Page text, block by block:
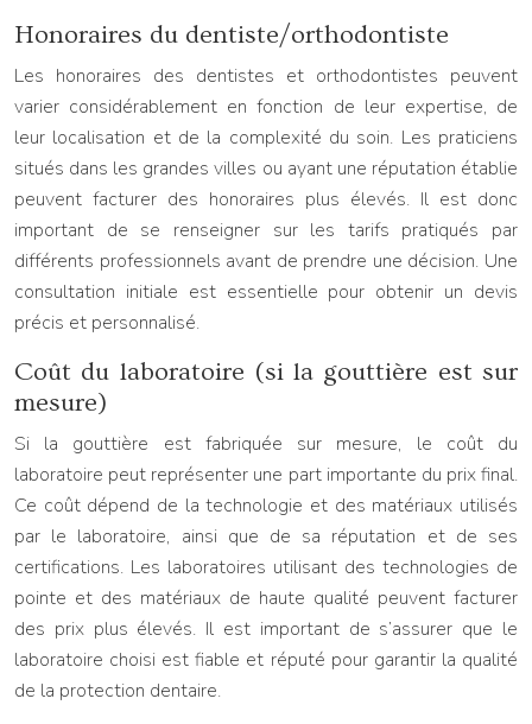
Honoraires du dentiste/orthodontiste
Les honoraires des dentistes et orthodontistes peuvent
varier considérablement en fonction de leur expertise, de
leur localisation et de la complexité du soin. Les praticiens
situés dans les grandes villes ou ayant une réputation établie
peuvent facturer des honoraires plus élevés. Il est donc
important de se renseigner sur les tarifs pratiqués par
différents professionnels avant de prendre une décision. Une
consultation initiale est essentielle pour obtenir un devis
précis et personnalisé.
Coût du laboratoire (si la gouttière est sur
mesure)
Si la gouttière est fabriquée sur mesure, le coût du
laboratoire peut représenter une part importante du prix final.
Ce coût dépend de la technologie et des matériaux utilisés
par le laboratoire, ainsi que de sa réputation et de ses
certifications. Les laboratoires utilisant des technologies de
pointe et des matériaux de haute qualité peuvent facturer
des prix plus élevés. Il est important de s’assurer que le
laboratoire choisi est fiable et réputé pour garantir la qualité
de la protection dentaire.